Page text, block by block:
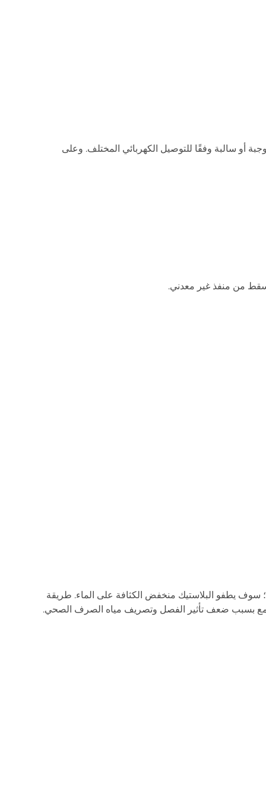
أو سالبة وفقًا للتوصيل الكهربائي المختلف. وعلى
من منفذ غير معدني.
يطفو البلاستيك منخفض الكثافة على الماء. طريقة
بسبب ضعف تأثير الفصل وتصريف مياه الصرف الصحي.